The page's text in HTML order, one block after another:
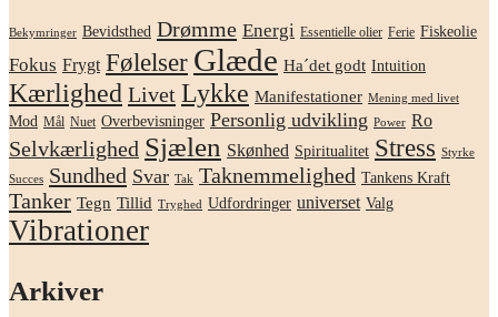
Bekymringer Bevidsthed Drømme Energi Essentielle olier Ferie Fiskeolie
Fokus Frygt Følelser Glæde Ha´det godt Intuition
Kærlighed Livet Lykke Manifestationer Mening med livet
Mod Mål Nuet Overbevisninger Personlig udvikling Power Ro
Selvkærlighed Sjælen Skønhed Spiritualitet Stress Styrke
Succes Sundhed Svar Tak Taknemmelighed Tankens Kraft
Tanker Tegn Tillid Tryghed Udfordringer universet Valg
Vibrationer
Arkiver